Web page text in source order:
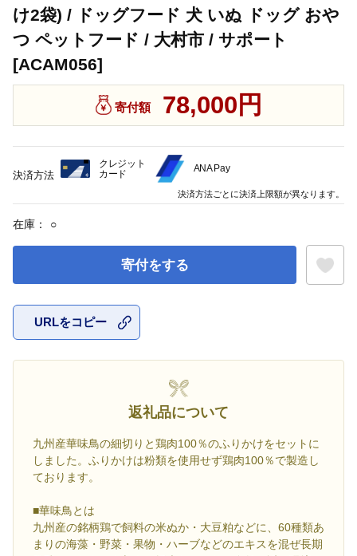
け2袋) / ドッグフード 犬 いぬ ドッグ おや
つ ペットフード / 大村市 / サポート
[ACAM056]
寄付額 78,000円
在庫： ○
寄付をする
URLをコピー
返礼品について
九州産華味鳥の細切りと鶏肉100％のふりかけをセットに
しました。ふりかけは粉類を使用せず鶏肉100％で製造し
ております。
■華味鳥とは
九州産の銘柄鶏で飼料の米ぬか・大豆粕などに、60種類あ
まりの海藻・野菜・果物・ハーブなどのエキスを混ぜ長期
決済方法
クレジット
カード
ANA Pay
決済方法ごとに決済上限額が異なります。